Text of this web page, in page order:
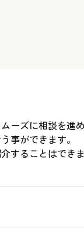
ーズに相談を進
事ができます。
することはでき